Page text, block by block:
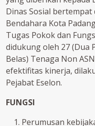
Dinas Sosial bertempat
Bendahara Kota
Tugas Pokok dan
didukung oleh 27 (Dua
Belas) Tenaga Non
efektifitas kinerja,
Pejabat Eselon.
FUNGSI
Perumusan